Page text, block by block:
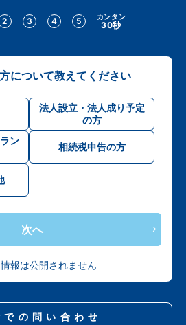
2 3 4 5 カンタン
30秒
について教えてください
法人設立・法人成り予定
の方
ン
相続税申告の方
次へ
情報は公開されません
での問い合わせ